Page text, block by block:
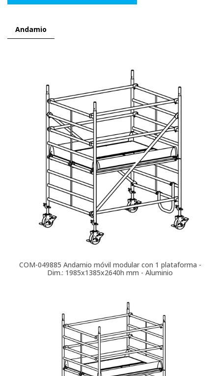
Andamio
COM-049885 Andamio móvil modular con 1 plataforma -
Dim.: 1985x1385x2640h mm - Aluminio